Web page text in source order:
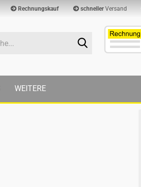
Rechnungskauf schnellerVersand
Suche...
WEITERE